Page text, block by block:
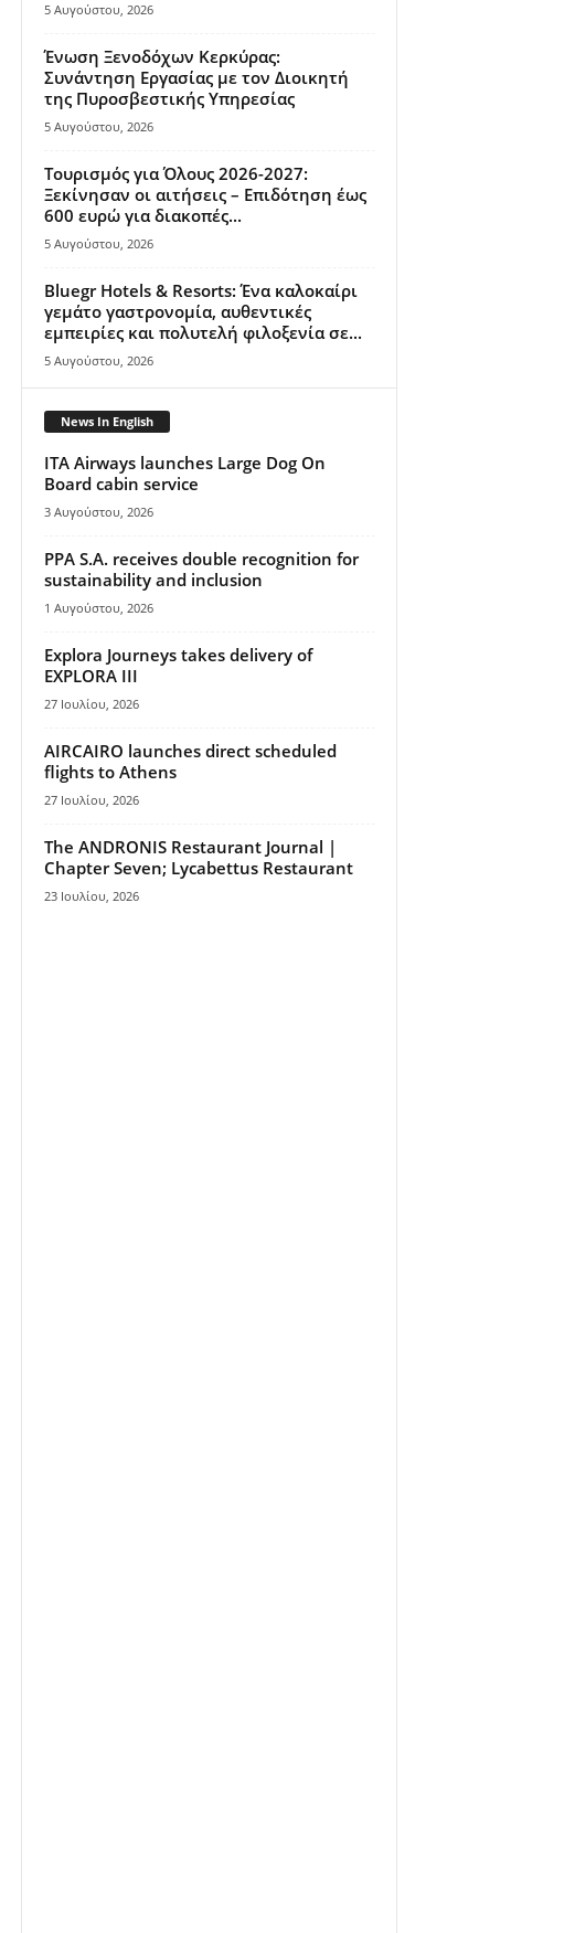
5 Αυγούστου, 2026
Ένωση Ξενοδόχων Κερκύρας:
Συνάντηση Εργασίας με τον Διοικητή
της Πυροσβεστικής Υπηρεσίας
5 Αυγούστου, 2026
Τουρισμός για Όλους 2026-2027:
Ξεκίνησαν οι αιτήσεις – Επιδότηση έως
600 ευρώ για διακοπές...
5 Αυγούστου, 2026
Bluegr Hotels & Resorts: Ένα καλοκαίρι
γεμάτο γαστρονομία, αυθεντικές
εμπειρίες και πολυτελή φιλοξενία σε...
5 Αυγούστου, 2026
News In English
ITA Airways launches Large Dog On
Board cabin service
3 Αυγούστου, 2026
PPA S.A. receives double recognition for
sustainability and inclusion
1 Αυγούστου, 2026
Explora Journeys takes delivery of
EXPLORA III
27 Ιουλίου, 2026
AIRCAIRO launches direct scheduled
flights to Athens
27 Ιουλίου, 2026
The ANDRONIS Restaurant Journal |
Chapter Seven; Lycabettus Restaurant
23 Ιουλίου, 2026